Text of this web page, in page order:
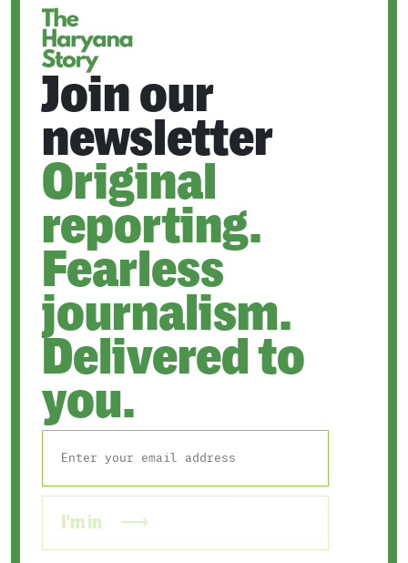
Join our
newsletter
Original
reporting.
Fearless
journalism.
Delivered to
you.
I'm in